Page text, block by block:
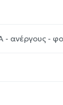
- ανέργους -